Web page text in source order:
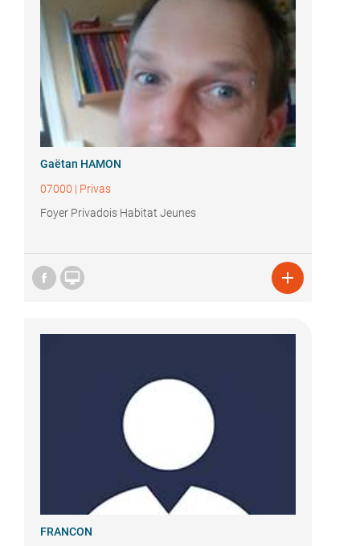
Gaëtan HAMON
07000 | Privas
Foyer Privadois Habitat Jeunes
 
FRANCON